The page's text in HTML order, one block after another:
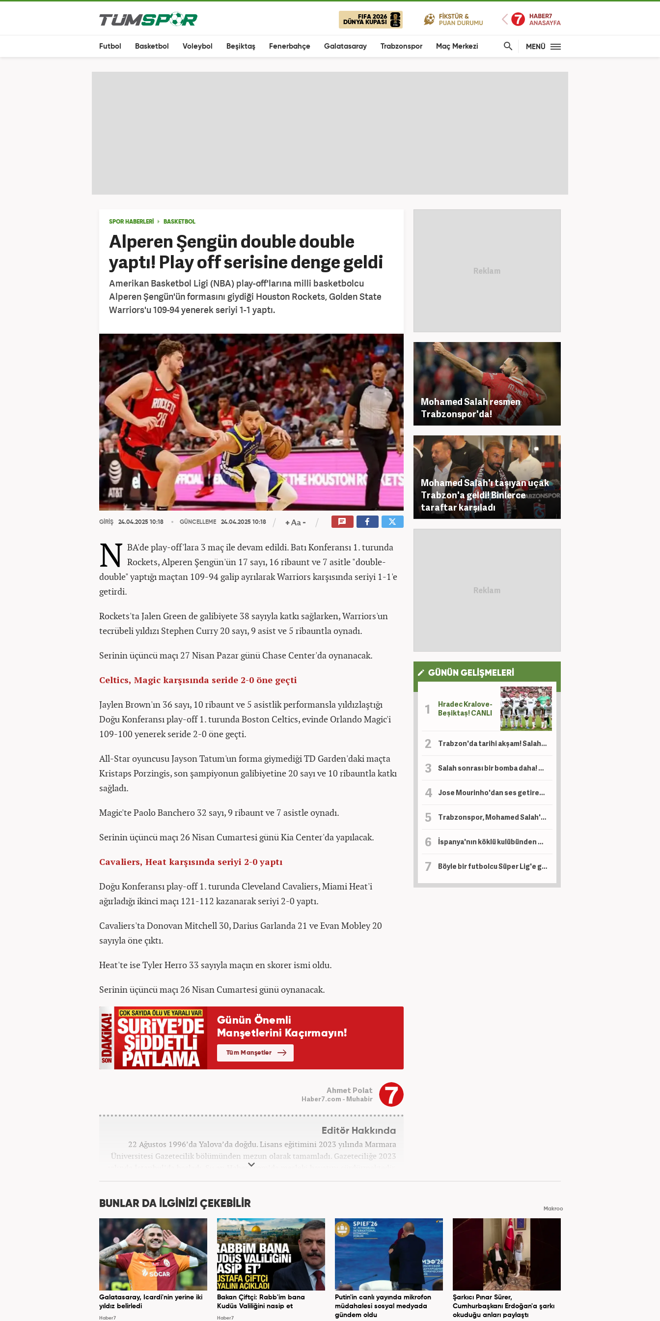
FIFA 2026
DÜNYA KUPASI
Futbol Basketbol Voleybol Beşiktaş Fenerbahçe Galatasaray Trabzonspor Maç Merkezi MENÜ
SPOR HABERLERİ BASKETBOL
Alperen Şengün double double
yaptı! Play off serisine denge geldi
Amerikan Basketbol Ligi (NBA) play-off'larına milli basketbolcu
Alperen Şengün'ün formasını giydiği Houston Rockets, Golden State
Warriors'u 109-94 yenerek seriyi 1-1 yaptı.
GİRİŞ 24.04.2025 10:18 GÜNCELLEME 24.04.2025 10:18
N BA'de play-off'lara 3 maç ile devam edildi. Batı Konferansı 1. turunda
Rockets, Alperen Şengün'ün 17 sayı, 16 ribaunt ve 7 asitle "double-
double" yaptığı maçtan 109-94 galip ayrılarak Warriors karşısında seriyi 1-1'e
getirdi.
Rockets'ta Jalen Green de galibiyete 38 sayıyla katkı sağlarken, Warriors'un
tecrübeli yıldızı Stephen Curry 20 sayı, 9 asist ve 5 ribauntla oynadı.
Serinin üçüncü maçı 27 Nisan Pazar günü Chase Center'da oynanacak.
Celtics, Magic karşısında seride 2-0 öne geçti
Jaylen Brown'ın 36 sayı, 10 ribaunt ve 5 asistlik performansla yıldızlaştığı
Doğu Konferansı play-off 1. turunda Boston Celtics, evinde Orlando Magic'i
109-100 yenerek seride 2-0 öne geçti.
All-Star oyuncusu Jayson Tatum'un forma giymediği TD Garden'daki maçta
Kristaps Porzingis, son şampiyonun galibiyetine 20 sayı ve 10 ribauntla katkı
sağladı.
Magic'te Paolo Banchero 32 sayı, 9 ribaunt ve 7 asistle oynadı.
Serinin üçüncü maçı 26 Nisan Cumartesi günü Kia Center'da yapılacak.
Cavaliers, Heat karşısında seriyi 2-0 yaptı
Doğu Konferansı play-off 1. turunda Cleveland Cavaliers, Miami Heat'i
ağırladığı ikinci maçı 121-112 kazanarak seriyi 2-0 yaptı.
Cavaliers'ta Donovan Mitchell 30, Darius Garlanda 21 ve Evan Mobley 20
sayıyla öne çıktı.
Heat'te ise Tyler Herro 33 sayıyla maçın en skorer ismi oldu.
Serinin üçüncü maçı 26 Nisan Cumartesi günü oynanacak.
Ahmet Polat
Haber7.com - Muhabir
Editör Hakkında
22 Ağustos 1996’da Yalova’da doğdu. Lisans eğitimini 2023 yılında Marmara
Üniversitesi Gazetecilik bölümünden mezun olarak tamamladı. Gazeteciliğe 2023
yılında İstanbul’da başladı. Şu an Haber7.com’da mesleki hayatını sürdürmektedir.
Mohamed Salah resmen
Trabzonspor'da!
Mohamed Salah'ı taşıyan uçak
Trabzon'a geldi! Binlerce
taraftar karşıladı
GÜNÜN GELİŞMELERİ
Hradec Kralove-
Beşiktaş! CANLI
Trabzon'da tarihi akşam! Salah binlerce kişinin önünde imza atıyor
Salah sonrası bir bomba daha! Trabzonspor'dan Lukaku hamlesi
Jose Mourinho'dan ses getirecek hamle! 140 milyon Euro'luk yıldız resmen açıklandı
Trabzonspor, Mohamed Salah'ın maliyetini açıkladı! İşte alacağı maaş
İspanya'nın köklü kulübünden Beşiktaş'ın genç golcüsü için teklif
Böyle bir futbolcu Süper Lig'e gelmedi! Premier Lig'in en golcüsü artık Trabzonspor'da
BUNLAR DA İLGİNİZİ ÇEKEBİLİR Makroo
Galatasaray, Icardi'nin yerine iki
yıldız belirledi
Haber7
Bakan Çiftçi: Rabb'im bana
Kudüs Valiliğini nasip et
Haber7
Putin'in canlı yayında mikrofon
müdahalesi sosyal medyada
gündem oldu
Şarkıcı Pınar Sürer,
Cumhurbaşkanı Erdoğan'a şarkı
okuduğu anları paylaştı